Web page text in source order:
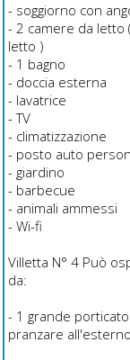
- soggiorno con
- 2 camere da letto
letto )
- 1 bagno
- doccia esterna
- lavatrice
- TV
- climatizzazione
- posto auto
- giardino
- barbecue
- animali ammessi
- Wi-fi
Villetta N° 4 Può
da:
- 1 grande
pranzare